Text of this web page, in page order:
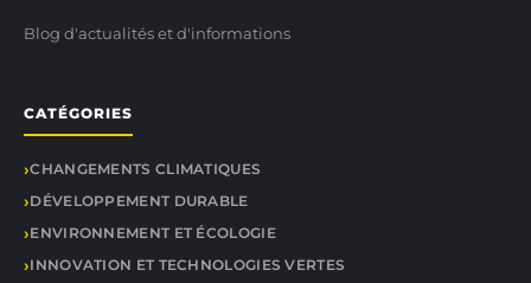
Blog d'actualités et d'informations
CATÉGORIES
CHANGEMENTS CLIMATIQUES
DÉVELOPPEMENT DURABLE
ENVIRONNEMENT ET ÉCOLOGIE
INNOVATION ET TECHNOLOGIES VERTES